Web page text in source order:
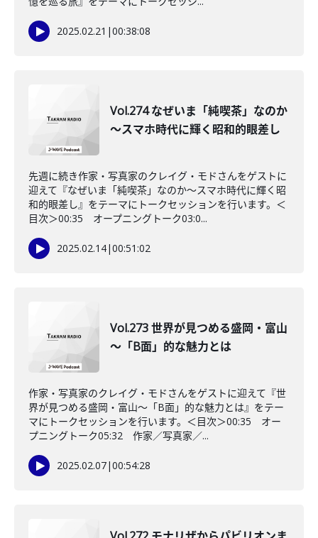
2025.02.21 |00:38:08
Vol.274 なぜいま「純喫茶」なのか
～スマホ時代に輝く昭和的眼差し
先週に続き作家・写真家のクレイグ・モドさんをゲストに
迎えて『なぜいま「純喫茶」なのか～スマホ時代に輝く昭
和的眼差し』をテーマにトークセッションを行います。＜
目次＞00:35 オープニングトーク03:0...
2025.02.14|00:51:02
Vol.273 世界が見つめる盛岡・富山
～「B面」的な魅力とは
作家・写真家のクレイグ・モドさんをゲストに迎えて『世
界が見つめる盛岡・富山～「B面」的な魅力とは』をテー
マにトークセッションを行います。＜目次＞00:35 オー
プニングトーク05:32 作家／写真家／...
2025.02.07|00:54:28